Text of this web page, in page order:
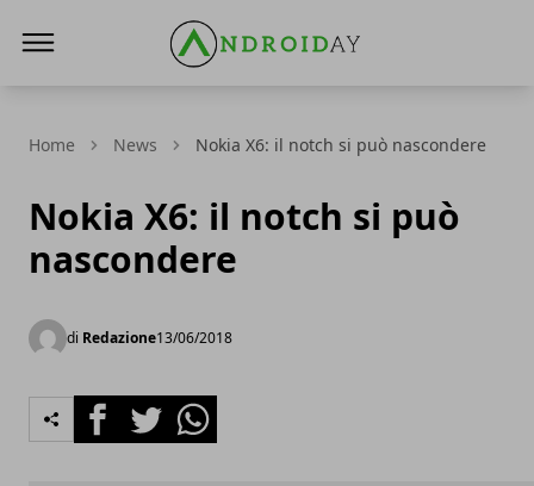
Home News Nokia X6: il notch si può nascondere
Nokia X6: il notch si può
nascondere
di Redazione13/06/2018
FacebookTwitterWhatsapp